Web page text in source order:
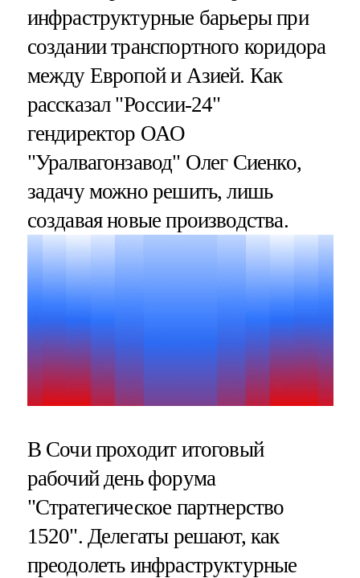
инфраструктурные барьеры при
создании транспортного коридора
между Европой и Азией. Как
рассказал "России-24"
гендиректор ОАО
"Уралвагонзавод" Олег Сиенко,
задачу можно решить, лишь
создавая новые производства.
В Сочи проходит итоговый
рабочий день форума
"Стратегическое партнерство
1520". Делегаты решают, как
преодолеть инфраструктурные